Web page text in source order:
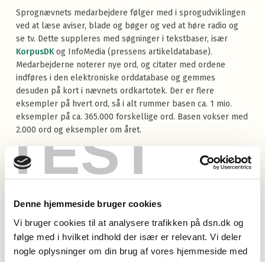
TEST
Denne hjemmeside bruger cookies
Vi bruger cookies til at analysere trafikken på dsn.dk og
følge med i hvilket indhold der især er relevant. Vi deler
nogle oplysninger om din brug af vores hjemmeside med
Sprognævnets medarbejdere følger med i sprogudviklingen
ved at læse aviser, blade og bøger og ved at høre radio og
se tv. Dette suppleres med søgninger i tekstbaser, især
KorpusDKog InfoMedia (pressens artikeldatabase).
Medarbejderne noterer nye ord, og citater med ordene
indføres i den elektroniske orddatabase og gemmes
desuden på kort i nævnets ordkartotek. Der er flere
eksempler på hvert ord, så i alt rummer basen ca. 1 mio.
eksempler på ca. 365.000 forskellige ord. Basen vokser med
2.000 ord og eksempler om året.
Orddatabasen er en slags levende ordbog der viser vigtige
sider af det danske sprogs udvikling siden midten af
1950'erne. Ordbasen giver et billede af hvilke ord der faktisk
taget stilling til om de enkelte ord er gode eller dårlige,
korrekte eller ukorrekte. Der er altså ikke tale om at nye
ord bliver godkendt ved at Sprognævnet tager dem med i
ordbasen.